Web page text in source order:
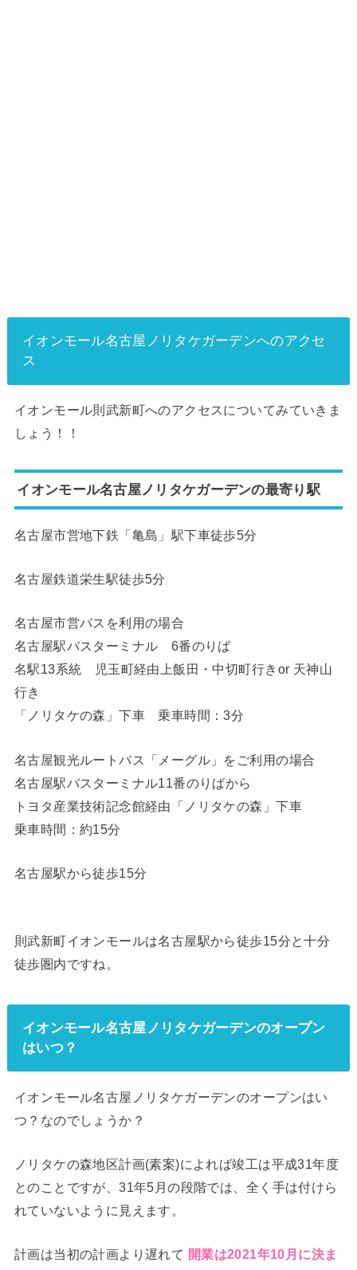
イオンモール名古屋ノリタケガーデンへのアク セ
ス
イオンモール則武新町へのアクセスについてみていきま
しょう！！
イオンモール名古屋ノリタケガーデンの最寄り駅
名古屋市営地下鉄「亀島」駅下車徒歩5分
名古屋鉄道栄生駅徒歩5分
名古屋市営バスを利用の場合
名古屋駅バスターミナル 6番のりば
名駅13系統 児玉町経由上飯田・中切町行きor 天神山
行き
「ノリタケの森」下車 乗車時間：3分
名古屋観光ルートバス「メーグル」をご利用の場合
名古屋駅バスターミナル11番のりばから
トヨタ産業技術記念館経由「ノリタケの森」下車
乗車時間：約15分
名古屋駅から徒歩15分
則武新町イオンモールは名古屋駅から徒歩15分と十分
徒歩圏内ですね。
イオンモール名古屋ノリタケガーデンのオープン
はいつ？
イオンモール名古屋ノリタケガーデンのオープンはい
つ？なのでしょうか？
ノリタケの森地区計画(素案)によれば竣工は平成31年度
とのことですが、31年5月の段階では、全く手は付けら
れていないように見えます。
計画は当初の計画より遅れて 開業は2021年10月に決ま